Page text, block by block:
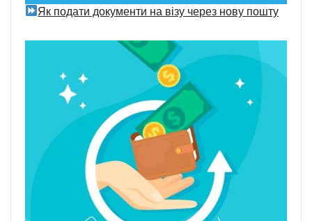
Як подати документи на візу через нову пошту